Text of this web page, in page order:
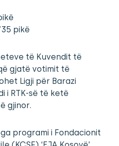
pikë
të Kuvendit të
gjatë votimit të
Ligji për Barazi
i RTK-së të ketë
gjinor.
programi i Fondacionit